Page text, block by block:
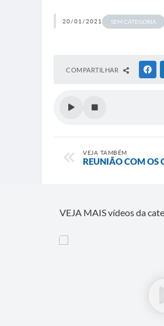
20/01/2021 SEM CATEGORIA
COMPARTILHAR
VEJA TAMBÉM
REUNIÃO COM OS
VEJA MAIS vídeos da